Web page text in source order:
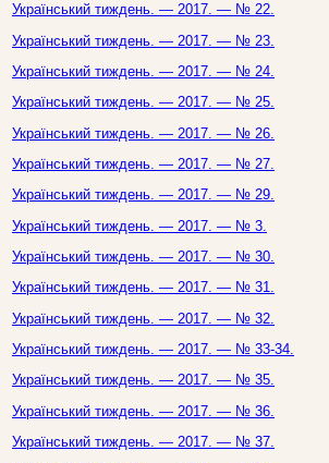
Український тиждень. — 2017. — № 22.
Український тиждень. — 2017. — № 23.
Український тиждень. — 2017. — № 24.
Український тиждень. — 2017. — № 25.
Український тиждень. — 2017. — № 26.
Український тиждень. — 2017. — № 27.
Український тиждень. — 2017. — № 29.
Український тиждень. — 2017. — № 3.
Український тиждень. — 2017. — № 30.
Український тиждень. — 2017. — № 31.
Український тиждень. — 2017. — № 32.
Український тиждень. — 2017. — № 33-34.
Український тиждень. — 2017. — № 35.
Український тиждень. — 2017. — № 36.
Український тиждень. — 2017. — № 37.